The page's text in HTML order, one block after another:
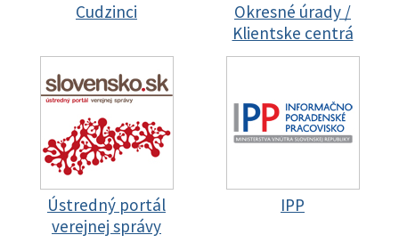
Cudzinci
Okresné úrady /
Klientske centrá
Ústredný portál
verejnej správy
IPP